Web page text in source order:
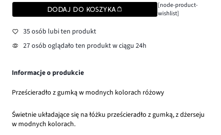
DODAJ DO KOSZYKA
[node-product-
wishlist]
35 osób lubi ten produkt
27 osób oglądało ten produkt w ciągu 24h
Informacje o produkcie
Prześcieradło z gumką w modnych kolorach różowy
Świetnie układające się na łóżku prześcieradło z gumką, z dżerseju
w modnych kolorach.